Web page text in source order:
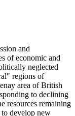
and
of economic and
neglected
regions of
area of British
to declining
resources remaining
develop new